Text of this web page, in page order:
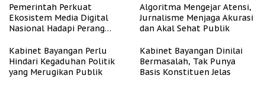
Berpenghasilan Rendah
Pemerintah Perkuat
Ekosistem Media Digital
Nasional Hadapi Perang
Algoritma Mengejar Atensi,
Jurnalisme Menjaga Akurasi
dan Akal Sehat Publik
Kabinet Bayangan Perlu
Hindari Kegaduhan Politik
yang Merugikan Publik
Kabinet Bayangan Dinilai
Bermasalah, Tak Punya
Basis Konstituen Jelas